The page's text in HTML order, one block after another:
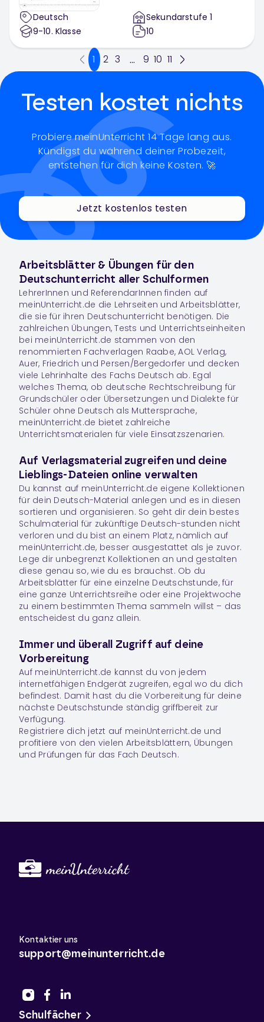
Deutsch
9-10. Klasse
Sekundarstufe 1
10
1 2 3 ... 9 10 11
Testen kostet nichts
Probiere meinUnterricht 14 Tage lang aus.
Kündigst du während deiner Probezeit,
entstehen für dich keine Kosten. 🚀
Jetzt kostenlos testen
Arbeitsblätter & Übungen für den
Deutschunterricht aller Schulformen
LehrerInnen und ReferendarInnen finden auf
meinUnterricht.de die Lehrseiten und Arbeitsblätter,
die sie für ihren Deutschunterricht benötigen. Die
zahlreichen Übungen, Tests und Unterrichtseinheiten
bei meinUnterricht.de stammen von den
renommierten Fachverlagen Raabe, AOL Verlag,
Auer, Friedrich und Persen/Bergedorfer und decken
viele Lehrinhalte des Fachs Deutsch ab. Egal
welches Thema, ob deutsche Rechtschreibung für
Grundschüler oder Übersetzungen und Dialekte für
Schüler ohne Deutsch als Muttersprache,
meinUnterricht.de bietet zahlreiche
Unterrichtsmaterialen für viele Einsatzszenarien.
Auf Verlagsmaterial zugreifen und deine
Lieblings-Dateien online verwalten
Du kannst auf meinUnterricht.de eigene Kollektionen
für dein Deutsch-Material anlegen und es in diesen
sortieren und organisieren. So geht dir dein bestes
Schulmaterial für zukünftige Deutsch-stunden nicht
verloren und du bist an einem Platz, nämlich auf
meinUnterricht.de, besser ausgestattet als je zuvor.
Lege dir unbegrenzt Kollektionen an und gestalten
diese genau so, wie du es brauchst. Ob du
Arbeitsblätter für eine einzelne Deutschstunde, für
eine ganze Unterrichtsreihe oder eine Projektwoche
zu einem bestimmten Thema sammeln willst – das
entscheidest du ganz allein.
Immer und überall Zugriff auf deine
Vorbereitung
Auf meinUnterricht.de kannst du von jedem
internetfähigen Endgerät zugreifen, egal wo du dich
befindest. Damit hast du die Vorbereitung für deine
nächste Deutschstunde ständig griffbereit zur
Verfügung.
Registriere dich jetzt auf meinUnterricht.de und
profitiere von den vielen Arbeitsblättern, Übungen
und Prüfungen für das Fach Deutsch.
Kontaktier uns
support@meinunterricht.de
Schulfächer